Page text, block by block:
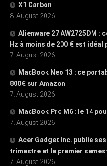
X1 Carbon
8. August 2026
Alienware 27 AW2725DM :
Hz à moins de 200 € est idéal
7. August 2026
MacBook Neo 13 : ce
800€ sur Amazon
7. August 2026
MacBook Pro M6 : le 14
7. August 2026
Acer Gadget Inc. publie
trimestre et le premier
7. August 2026